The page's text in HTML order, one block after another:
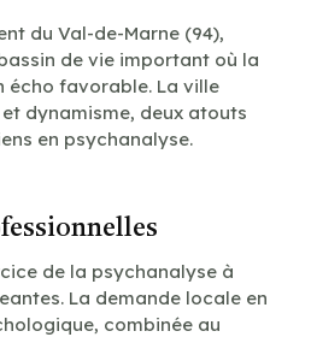
du Val-de-Marne (94),
de vie important où la
écho favorable. La ville
dynamisme, deux atouts
en psychanalyse.
de la psychanalyse à
La demande locale en
combinée au